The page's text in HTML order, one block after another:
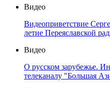
Видео
Видеоприветствие
летие Переяславской
Видео
О русском зарубежье.
телеканалу "Большая